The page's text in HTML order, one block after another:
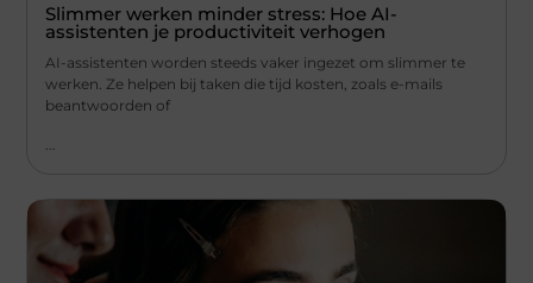
Slimmer werken minder stress: Hoe AI-
assistenten je productiviteit verhogen
AI-assistenten worden steeds vaker ingezet om slimmer te
werken. Ze helpen bij taken die tijd kosten, zoals e-mails
beantwoorden of